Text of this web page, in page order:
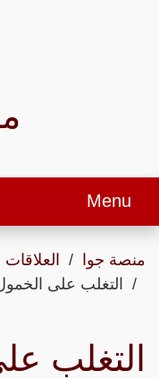
Menu
منصة جوا
التغلب على
التغلب